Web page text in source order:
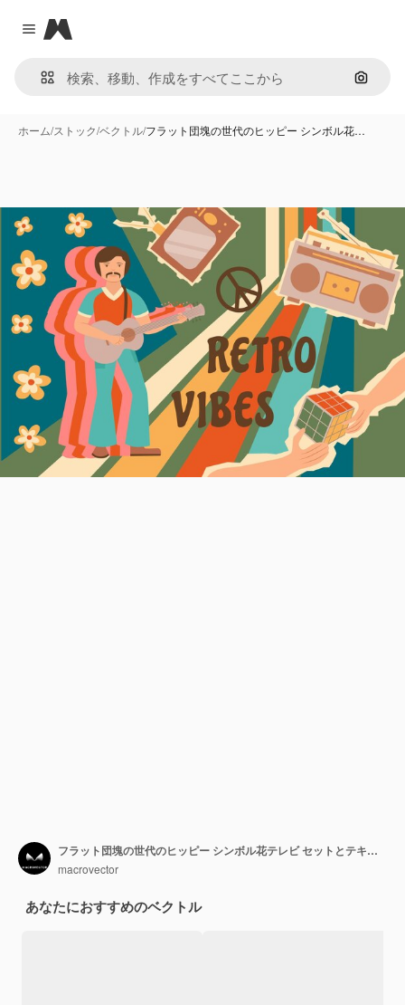
Close menu
Magnific
画像で
ホーム/ストック/ベクトル/フラット団塊の世代のヒッピー シンボル花…
フラット団塊の世代のヒッピー シンボル花テレビ セットとテキスト ベクトル イラストのコラージュと世代の人々 の構成
macrovector
あなたにおすすめのベクトル